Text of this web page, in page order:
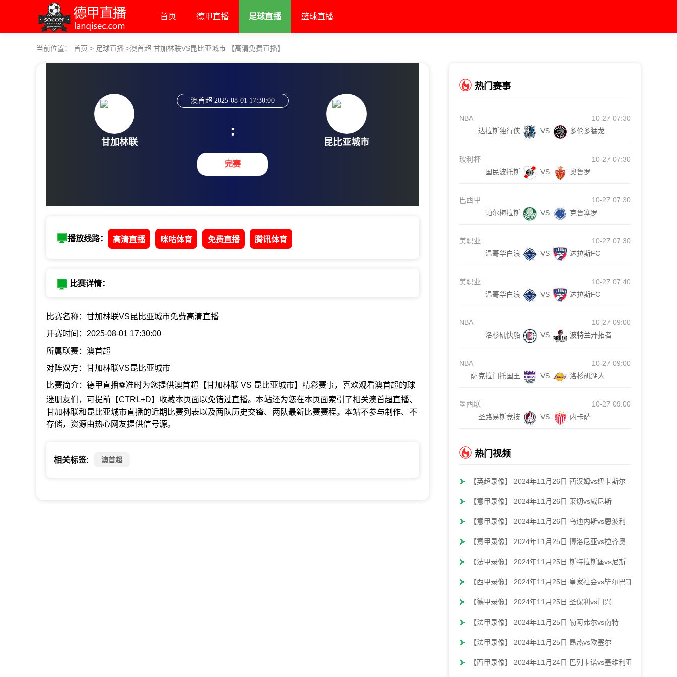
首页 德甲直播 足球直播 篮球直播
当前位置： 首页 > 足球直播 >澳首超 甘加林联VS昆比亚城市 【高清免费直播】
甘加林联
澳首超 2025-08-01 17:30:00
:
完赛
昆比亚城市
播放线路： 高清直播 咪咕体育 免费直播 腾讯体育
比赛详情：
比赛名称：甘加林联VS昆比亚城市免费高清直播
开赛时间：2025-08-01 17:30:00
所属联赛：澳首超
对阵双方：甘加林联VS昆比亚城市
比赛简介：德甲直播⚽准时为您提供澳首超【甘加林联 VS 昆比亚城市】精彩赛事，喜欢观看澳首超的球
迷朋友们，可提前【CTRL+D】收藏本页面以免错过直播。本站还为您在本页面索引了相关澳首超直播、
甘加林联和昆比亚城市直播的近期比赛列表以及两队历史交锋、两队最新比赛赛程。本站不参与制作、不
存储，资源由热心网友提供信号源。
相关标签: 澳首超
热门赛事
NBA
10-27 07:30
达拉斯独行侠
VS 多伦多猛龙
玻利杯
10-27 07:30
国民波托斯
VS 奥鲁罗
巴西甲
10-27 07:30
帕尔梅拉斯
VS 克鲁塞罗
美职业
10-27 07:30
温哥华白浪
VS 达拉斯FC
美职业
10-27 07:40
温哥华白浪
VS 达拉斯FC
NBA
10-27 09:00
洛杉矶快船
VS 波特兰开拓者
NBA
10-27 09:00
萨克拉门托国王
VS 洛杉矶湖人
墨西联
10-27 09:00
圣路易斯竞技
VS 内卡萨
热门视频
【英超录像】 2024年11月26日 西汉姆vs纽卡斯尔
【意甲录像】 2024年11月26日 莱切vs威尼斯
【意甲录像】 2024年11月26日 乌迪内斯vs恩波利
【意甲录像】 2024年11月25日 博洛尼亚vs拉齐奥
【法甲录像】 2024年11月25日 斯特拉斯堡vs尼斯
【西甲录像】 2024年11月25日 皇家社会vs毕尔巴鄂
【德甲录像】 2024年11月25日 圣保利vs门兴
【法甲录像】 2024年11月25日 勒阿弗尔vs南特
【法甲录像】 2024年11月25日 昂热vs欧塞尔
【西甲录像】 2024年11月24日 巴列卡诺vs塞维利亚